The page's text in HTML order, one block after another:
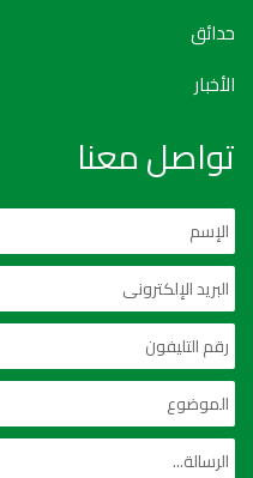
حدائق
الأخبار
تواصل معنا